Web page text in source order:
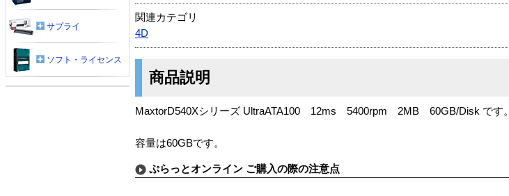
関連カテゴリ
4D
商品説明
MaxtorD540Xシリーズ UltraATA100 12ms 5400rpm 2MB 60GB/Disk です。
容量は60GBです。
ぷらっとオンライン ご購入の際の注意点
サプライ
ソフト・ライセンス